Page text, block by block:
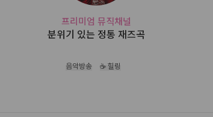
프리미엄 뮤직채널
분위기 있는 정통 재즈곡
음악방송 ☕ 힐링